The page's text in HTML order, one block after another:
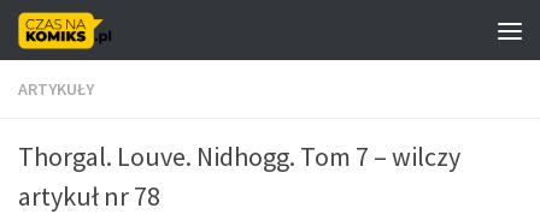
Skip to content
ARTYKUŁY
Thorgal. Louve. Nidhogg. Tom 7 – wilczy
artykuł nr 78